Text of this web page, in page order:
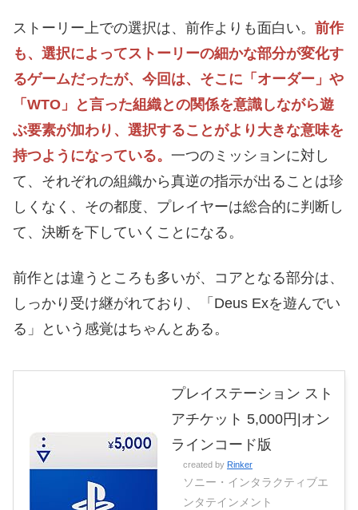
ストーリー上での選択は、前作よりも面白い。 前作
も、選択によってストーリーの細かな部分が変化す
るゲームだったが、今回は、そこに「オーダー」や
「WTO」と言った組織との関係を意識しながら遊
ぶ要素が加わり、選択することがより大きな意味を
持つようになっている。 一つのミッションに対し
て、それぞれの組織から真逆の指示が出ることは珍
しくなく、その都度、プレイヤーは総合的に判断し
て、決断を下していくことになる。
前作とは違うところも多いが、コアとなる部分は、
しっかり受け継がれており、「Deus Exを遊んでい
る」という感覚はちゃんとある。
プレイステーション スト
アチケット 5,000円|オン
ラインコード版
created by Rinker
ソニー・インタラクティブエ
ンタテインメント